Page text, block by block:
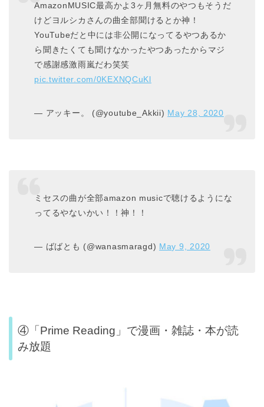
AmazonMUSIC最高かよ3ヶ月無料のやつもそうだ
けどヨルシカさんの曲全部聞けるとか神！
YouTubeだと中には非公開になってるやつあるか
ら聞きたくても聞けなかったやつあったからマジ
で感謝感激雨嵐だわ笑笑
pic.twitter.com/0KEXNQCuKl
— アッキー。 (@youtube_Akkii) May 28, 2020
ミセスの曲が全部amazon musicで聴けるようにな
ってるやないかい！！神！！
— ばばとも (@wanasmaragd) May 9, 2020
④「Prime Reading」で漫画・雑誌・本が読
み放題